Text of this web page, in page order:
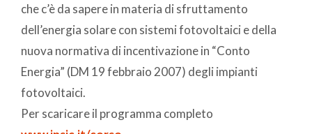
che c’è da sapere in materia di sfruttamento
dell’energia solare con sistemi fotovoltaici e della
nuova normativa di incentivazione in “Conto
Energia” (DM 19 febbraio 2007) degli impianti
fotovoltaici.
Per scaricare il programma completo